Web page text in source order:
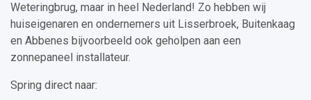
Weteringbrug, maar in heel Nederland! Zo hebben wij
huiseigenaren en ondernemers uit Lisserbroek, Buitenkaag
en Abbenes bijvoorbeeld ook geholpen aan een
zonnepaneel installateur.
Spring direct naar: